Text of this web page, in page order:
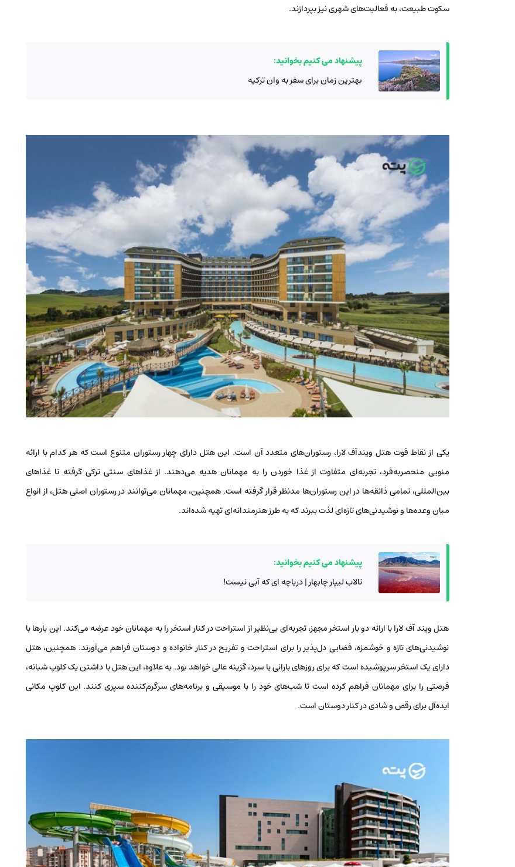
سکوت طبیعت، به فعالیت‌های شهری نیز بپردازند.
پیشنهاد می کنیم بخوانید:
بهترین زمان برای سفر به وان ترکیه
یکی از نقاط قوت هتل ویندآف لارا، رستوران‌های متعدد آن است. این هتل دارای چهار رستوران متنوع است که هر کدام با ارائه
منویی منحصربه‌فرد، تجربه‌ای متفاوت از غذا خوردن را به مهمانان هدیه می‌دهند. از غذاهای سنتی ترکی گرفته تا غذاهای
بین‌المللی، تمامی ذائقه‌ها در این رستوران‌ها مدنظر قرار گرفته است. همچنین، مهمانان می‌توانند در رستوران اصلی هتل، از انواع
میان وعده‌ها و نوشیدنی‌های تازه‌ای لذت ببرند که به طرز هنرمندانه‌ای تهیه شده‌اند.
پیشنهاد می کنیم بخوانید:
تالاب لیپار چابهار | دریاچه ای که آبی نیست!
هتل ویند آف لارا با ارائه دو بار استخر مجهز، تجربه‌ای بی‌نظیر از استراحت در کنار استخر را به مهمانان خود عرضه می‌کند. این بارها با
نوشیدنی‌های تازه و خوشمزه، فضایی دل‌پذیر را برای استراحت و تفریح در کنار خانواده و دوستان فراهم می‌آورند. همچنین، هتل
دارای یک استخر سرپوشیده است که برای روزهای بارانی یا سرد، گزینه عالی خواهد بود. به علاوه، این هتل با داشتن یک کلوپ شبانه،
فرصتی را برای مهمانان فراهم کرده است تا شب‌های خود را با موسیقی و برنامه‌های سرگرم‌کننده سپری کنند. این کلوپ مکانی
ایده‌آل برای رقص و شادی در کنار دوستان است.